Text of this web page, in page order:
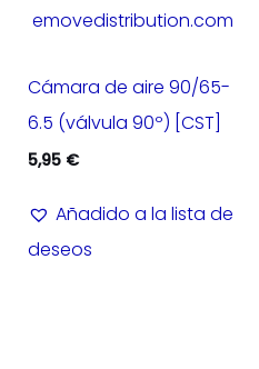
emovedistribution.com
Cámara de aire 90/65-
6.5 (válvula 90º) [CST]
5,95 €
Añadido a la lista de
deseos